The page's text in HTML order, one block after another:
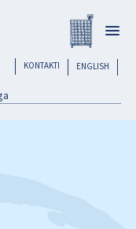
ENGLISH
header
KONTAKTI